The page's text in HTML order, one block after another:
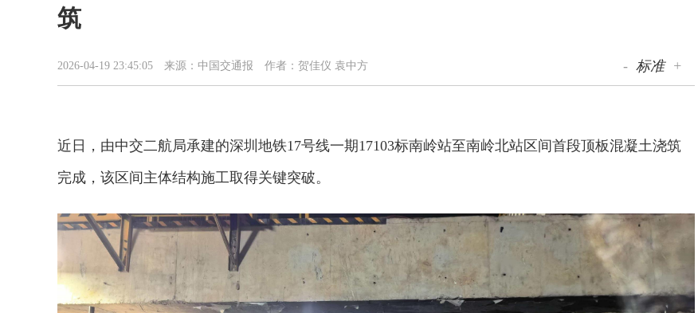
筑
2026-04-19 23:45:05 来源：中国交通报 作者：贺佳仪 袁中方 - 标准 +
近日，由中交二航局承建的深圳地铁17号线一期17103标南岭站至南岭北站区间首段顶板混凝土浇筑
完成，该区间主体结构施工取得关键突破。